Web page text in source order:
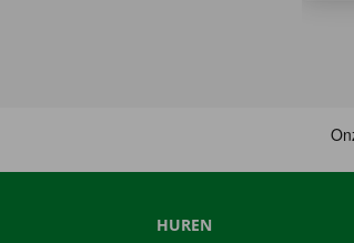
HUREN